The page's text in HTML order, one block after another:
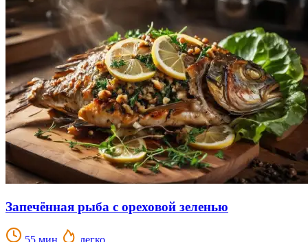
Запечённая рыба с ореховой зеленью